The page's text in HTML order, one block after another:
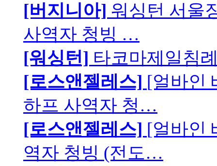
[버지니아] 워싱턴 서울
사역자 청빙 …
[워싱턴] 타코마제일침
[로스앤젤레스] [얼바인
하프 사역자 청…
[로스앤젤레스] [얼바인
역자 청빙 (전도…